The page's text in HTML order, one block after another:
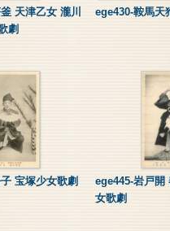
天津乙女 瀧川
劇
ege430-鞍馬天
宝塚少女歌劇
ege445-岩戸開
女歌劇